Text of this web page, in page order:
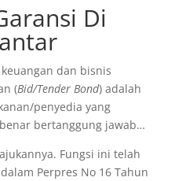
Di
dan bisnis
(Bid/Tender Bond) adalah
penyedia yang
bertanggung jawab…
Fungsi ini telah
Perpres No 16 Tahun